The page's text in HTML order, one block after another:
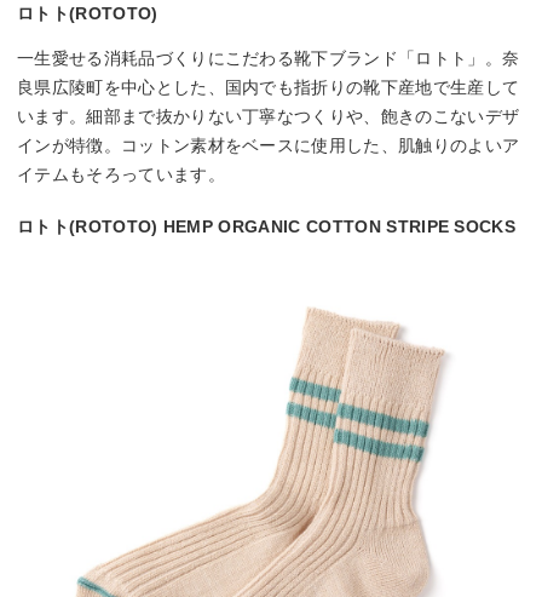
ロトト(ROTOTO)
一生愛せる消耗品づくりにこだわる靴下ブランド「ロトト」。奈
良県広陵町を中心とした、国内でも指折りの靴下産地で生産して
います。細部まで抜かりない丁寧なつくりや、飽きのこないデザ
インが特徴。コットン素材をベースに使用した、肌触りのよいア
イテムもそろっています。
ロトト(ROTOTO) HEMP ORGANIC COTTON STRIPE SOCKS